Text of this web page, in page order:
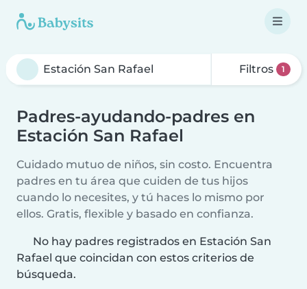
Filtros 1
Padres-ayudando-padres en
Estación San Rafael
Cuidado mutuo de niños, sin costo. Encuentra
padres en tu área que cuiden de tus hijos
cuando lo necesites, y tú haces lo mismo por
ellos. Gratis, flexible y basado en confianza.
No hay padres registrados en Estación San
Rafael que coincidan con estos criterios de
búsqueda.